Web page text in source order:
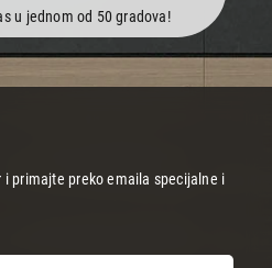
u jednom od 50 gradova!
primajte preko emaila specijalne i